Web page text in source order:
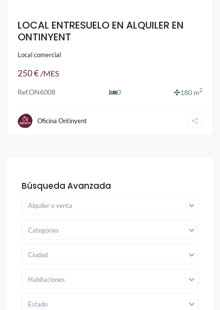
LOCAL ENTRESUELO EN ALQUILER EN
ONTINYENT
Local comercial
250 € /MES
Ref.ON6008 0 180 m2
Oficina Ontinyent
Búsqueda Avanzada
Alquiler o venta
Categorías
Ciudad
Habitaciones
Estado